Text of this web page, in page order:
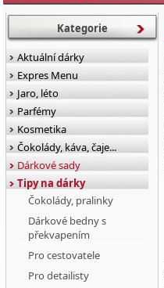
Kategorie
Aktuální dárky
Expres Menu
Jaro, léto
Parfémy
Kosmetika
Čokolády, káva, čaje...
Dárkové sady
Tipy na dárky
Čokolády, pralinky
Dárkové bedny s
překvapením
Pro cestovatele
Pro detailisty